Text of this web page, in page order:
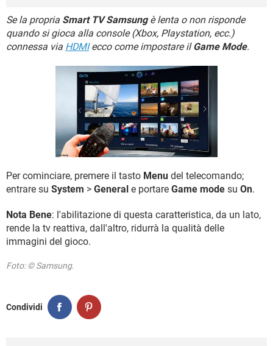
HARDWARE
INSTAGRAM WHATSAPP
TIKTOK FACEBOOK
iOS WINDOWS 10
INSTAGRAM WHATSAPP
FACEBOOK
COVID-19 GAMING
INTRATTENIMENTO ANDROID
WHATSAPP
FACEBOOK
Se la propria Smart TV Samsungè lenta o non risponde
quando si gioca alla console (Xbox, Playstation, ecc.)
connessa via HDMIecco come impostare ilGame Mode.
Per cominciare, premere il tasto Menu del telecomando;
entrare su System > General e portare Game mode su On.
Nota Bene: l'abilitazione di questa caratteristica, da un lato,
rende la tv reattiva, dall'altro, ridurrà la qualità delle
immagini del gioco.
Foto: © Samsung.
Condividi